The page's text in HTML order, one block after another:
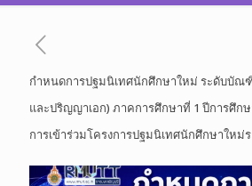
กำหนดการปฐมนิเทศนักศึกษาใหม่ ระดับบั
และปริญญาเอก) ภาคการศึกษาที่ 1 ปีการศึก
การเข้าร่วมโครงการปฐมนิเทศนักศึกษาให